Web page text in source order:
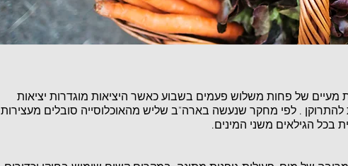
מעיים של פחות משלוש פעמים בשבוע כאשר היציאות מוגדרות יציאות
להתרוקן . לפי מחקר שנעשה בארה"ב שליש מהאוכלוסייה סובלים מעצירות
הגילאים משני המינים.